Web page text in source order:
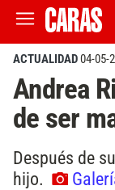
ACTUALIDAD04-05-
Andrea
de ser
Después de
hijo.